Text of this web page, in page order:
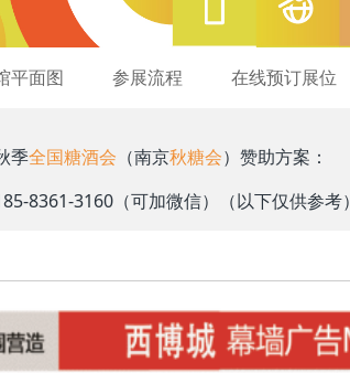
平面图 参展流程 在线预订展位
季全国糖酒会 （南京秋糖会）赞助方案：
8361-3160（可加微信）（以下仅供参考）